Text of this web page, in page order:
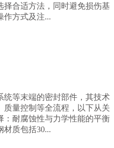
合适方法，同时避免损伤基
作方式及注...
统等末端的密封部件，其技术
量控制等全流程，以下从关
：耐腐蚀性与力学性能的平衡
材质包括30...